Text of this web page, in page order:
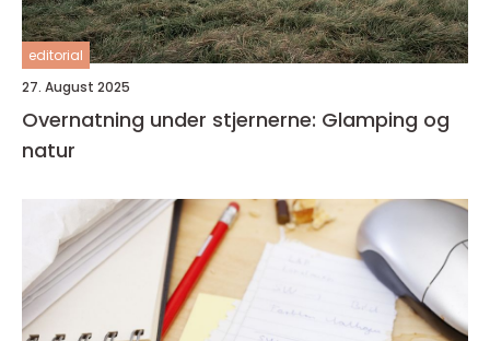
editorial
27. August 2025
Overnatning under stjernerne: Glamping og
natur